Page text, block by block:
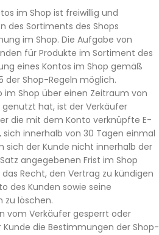
im Shop ist freiwillig und
des Sortiments des Shops
im Shop. Die Aufgabe von
für Produkte im Sortiment des
eines Kontos im Shop gemäß
der Shop-Regeln möglich.
im Shop über einen Zeitraum von
hat, ist der Verkäufer
die mit dem Konto verknüpfte E-
innerhalb von 30 Tagen einmal
sich der Kunde nicht innerhalb der
angegebenen Frist im Shop
Recht, den Vertrag zu kündigen
des Kunden sowie seine
zu löschen.
vom Verkäufer gesperrt oder
die Bestimmungen der Shop-